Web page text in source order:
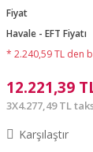
Fiyat
Havale - EFT Fiyatı
* 2.240,59 TL den
12.221,39
3X4.277,49 TL
Karşılaştır